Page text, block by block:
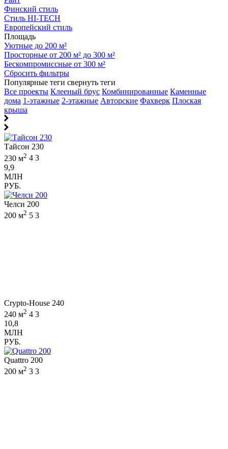
Финский стиль
Стиль HI-TECH
Европейский стиль
Площадь
Уютные до 200 м²
Просторные от 200 м² до 300 м²
Бескомпромиссные от 300 м²
Сбросить фильтры
Популярные теги свернуть теги
Все проекты Клееный брус Комбинированные Каменные
дома 1-этажные 2-этажные Авторские Фахверк Плоская
крыша
Тайсон 230
230 м2 4 3
9,9
МЛН
РУБ.
Челси 200
200 м2 5 3
Crypto-House 240
240 м2 4 3
10,8
МЛН
РУБ.
Quattro 200
200 м2 3 3